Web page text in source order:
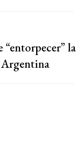
“entorpecer” la